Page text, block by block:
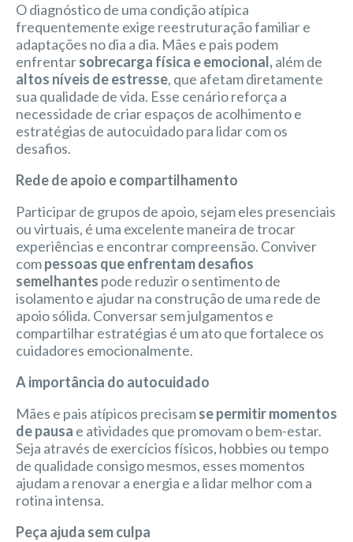
O diagnóstico de uma condição atípica
frequentemente exige reestruturação familiar e
adaptações no dia a dia. Mães e pais podem
enfrentarsobrecarga física e emocional,além de
altos níveis de estresse, que afetam diretamente
sua qualidade de vida. Esse cenário reforça a
necessidade de criar espaços de acolhimento e
estratégias de autocuidado para lidar com os
desafios.
Rede de apoio e compartilhamento
Participar de grupos de apoio, sejam eles presenciais
ou virtuais, é uma excelente maneira de trocar
experiências e encontrar compreensão. Conviver
compessoas que enfrentam desafios
semelhantes pode reduzir o sentimento de
isolamento e ajudar na construção de uma rede de
apoio sólida. Conversar sem julgamentos e
compartilhar estratégias é um ato que fortalece os
cuidadores emocionalmente.
A importância do autocuidado
Mães e pais atípicos precisamse permitir momentos
de pausa e atividades que promovam o bem-estar.
Seja através de exercícios físicos, hobbies ou tempo
de qualidade consigo mesmos, esses momentos
ajudam a renovar a energia e a lidar melhor com a
rotina intensa.
Peça ajuda sem culpa